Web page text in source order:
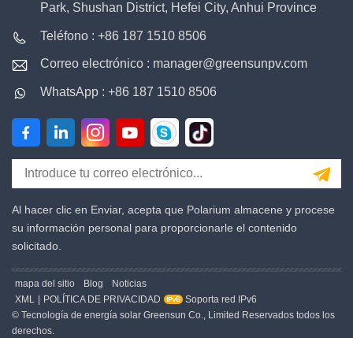
Park, Shushan District, Hefei City, Anhui Province
Teléfono : +86 187 1510 8506
Correo electrónico : manager@greensunpv.com
WhatsApp : +86 187 1510 8506
Al hacer clic en Enviar, acepta que Polarium almacene y procese
su información personal para proporcionarle el contenido
solicitado.
mapa del sitio Blog
Noticias
XML | POLÍTICA DE PRIVACIDAD
Soporta red IPv6
© Tecnología de energía solar Greensun Co., Limited Reservados todos los
derechos.